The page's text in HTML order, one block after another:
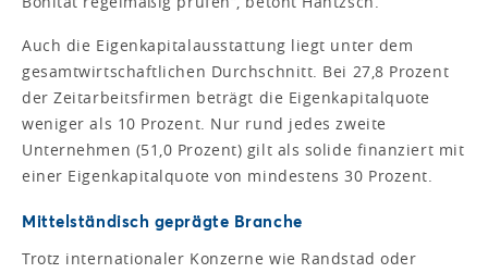
Auch die Eigenkapitalausstattung liegt unter dem
gesamtwirtschaftlichen Durchschnitt. Bei 27,8 Prozent
der Zeitarbeitsfirmen beträgt die Eigenkapitalquote
weniger als 10 Prozent. Nur rund jedes zweite
Unternehmen (51,0 Prozent) gilt als solide finanziert mit
einer Eigenkapitalquote von mindestens 30 Prozent.
Mittelständisch geprägte Branche
Trotz internationaler Konzerne wie Randstad oder